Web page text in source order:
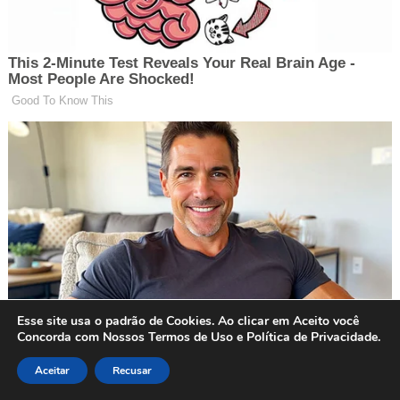
Esse site usa o padrão de Cookies. Ao clicar em Aceito você
Concorda com Nossos Termos de Uso e Política de Privacidade.
Aceitar Recusar